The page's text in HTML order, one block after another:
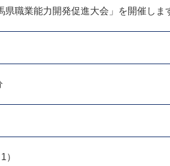
職業能力開発促進大会」を開催しま